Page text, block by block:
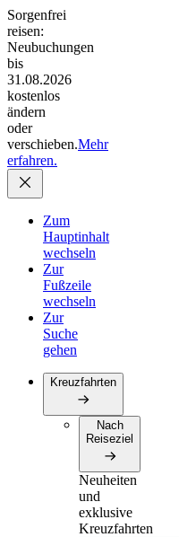
Sorgenfrei
reisen:
Neubuchungen
bis
31.08.2026
kostenlos
ändern
oder
verschieben.Mehr
erfahren.
Zum
Hauptinhalt
wechseln
Zur
Fußzeile
wechseln
Zur
Suche
gehen
Kreuzfahrten
Nach
Reiseziel
Neuheiten
und
exklusive
Kreuzfahrten